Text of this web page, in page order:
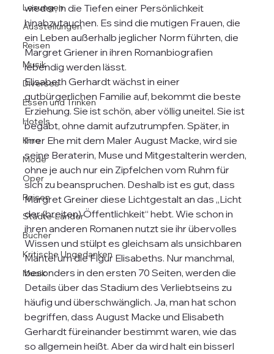
Lesungen
Ausstellungen
Reisen
Musik
Diverses
Essen und Trinken
Hotels
Kino
Mode
Oper
Reisen
Städte-Länder
Bücher
Kritische Ungedanken
Musik
wieder, in die Tiefen einer Persönlichkeit
hinabzutauchen. Es sind die mutigen Frauen, die
ein Leben außerhalb jeglicher Norm führten, die
Margret Griener in ihren Romanbiografien
lebendig werden lässt.
Elisabeth Gerhardt wächst in einer
gutbürgerlichen Familie auf, bekommt die beste
Erziehung. Sie ist schön, aber völlig uneitel. Sie ist
begabt, ohne damit aufzutrumpfen. Später, in
ihrer Ehe mit dem Maler August Macke, wird sie
seine Beraterin, Muse und Mitgestalterin werden,
ohne je auch nur ein Zipfelchen vom Ruhm für
sich zu beanspruchen. Deshalb ist es gut, dass
Margret Greiner diese Lichtgestalt an das „Licht
der (breiten) Öffentlichkeit“ hebt. Wie schon in
ihren anderen Romanen nutzt sie ihr übervolles
Wissen und stülpt es gleichsam als unsichbaren
Mantel um die Figur Elisabeths. Nur manchmal,
besonders in den ersten 70 Seiten, werden die
Details über das Stadium des Verliebtseins zu
häufig und überschwänglich. Ja, man hat schon
begriffen, dass August Macke und Elisabeth
Gerhardt füreinander bestimmt waren, wie das
so allgemein heißt. Aber da wird halt ein bisserl